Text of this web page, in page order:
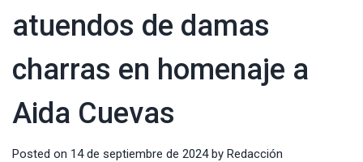
atuendos de damas
charras en homenaje a
Aida Cuevas
Posted on 14 de septiembre de 2024by Redacción